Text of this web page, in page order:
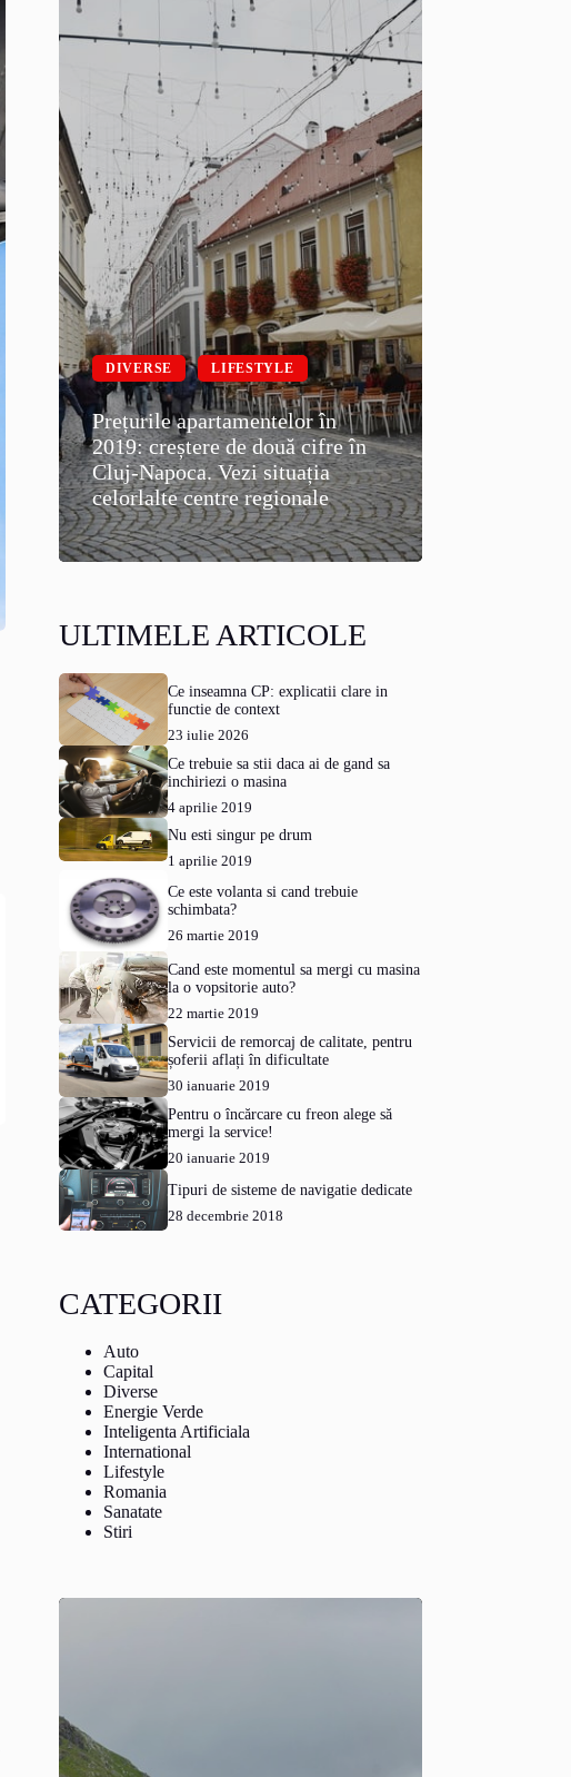
DIVERSE LIFESTYLE
Prețurile apartamentelor în
2019: creștere de două cifre în
Cluj-Napoca. Vezi situația
celorlalte centre regionale
ULTIMELE ARTICOLE
Ce inseamna CP: explicatii clare in
functie de context
23 iulie 2026
Ce trebuie sa stii daca ai de gand sa
inchiriezi o masina
4 aprilie 2019
Nu esti singur pe drum
1 aprilie 2019
Ce este volanta si cand trebuie
schimbata?
26 martie 2019
Cand este momentul sa mergi cu masina
la o vopsitorie auto?
22 martie 2019
Servicii de remorcaj de calitate, pentru
șoferii aflați în dificultate
30 ianuarie 2019
Pentru o încărcare cu freon alege să
mergi la service!
20 ianuarie 2019
Tipuri de sisteme de navigatie dedicate
28 decembrie 2018
CATEGORII
Auto
Capital
Diverse
Energie Verde
Inteligenta Artificiala
International
Lifestyle
Romania
Sanatate
Stiri